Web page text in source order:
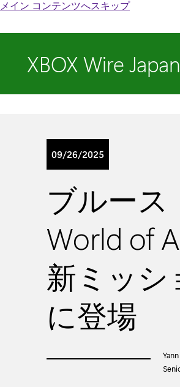
メイン コンテンツへスキップ
XBOX Wire Japan
09/26/2025
ブルース
World of
新ミッシ
に登場